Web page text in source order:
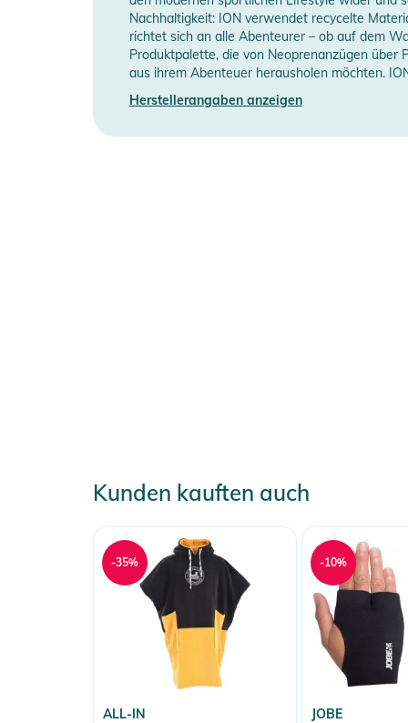
Typ
Nachhaltigkeit: ION verwendet recycelte
richtet sich an alle Abenteurer – ob auf dem
Produktpalette, die von Neoprenanzügen
aus ihrem Abenteuer herausholen möchten.
Herstellerangaben anzeigen
Kunden kauften auch
ALL-IN
-35%
JOBE
-10%